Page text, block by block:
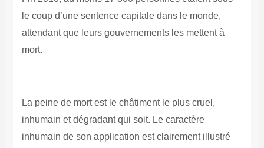
le coup d’une sentence capitale dans le monde,
attendant que leurs gouvernements les mettent à
mort.
La peine de mort est le châtiment le plus cruel,
inhumain et dégradant qui soit. Le caractère
inhumain de son application est clairement illustré